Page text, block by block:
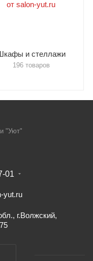
и стеллажи
196 товаров
"Уют"
01
yut.ru
г.Волжский,